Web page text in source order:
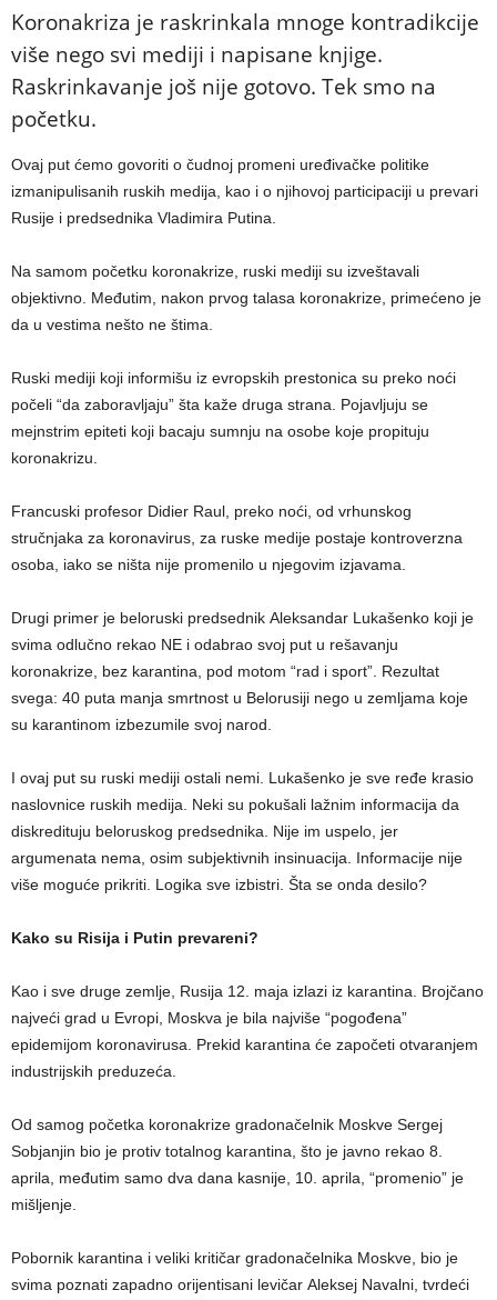
Koronakriza je raskrinkala mnoge kontradikcije
više nego svi mediji i napisane knjige.
Raskrinkavanje još nije gotovo. Tek smo na
početku.
Ovaj put ćemo govoriti o čudnoj promeni uređivačke politike
izmanipulisanih ruskih medija, kao i o njihovoj participaciji u prevari
Rusije i predsednika Vladimira Putina.
Na samom početku koronakrize, ruski mediji su izveštavali
objektivno. Međutim, nakon prvog talasa koronakrize, primećeno je
da u vestima nešto ne štima.
Ruski mediji koji informišu iz evropskih prestonica su preko noći
počeli “da zaboravljaju” šta kaže druga strana. Pojavljuju se
mejnstrim epiteti koji bacaju sumnju na osobe koje propituju
koronakrizu.
Francuski profesor Didier Raul, preko noći, od vrhunskog
stručnjaka za koronavirus, za ruske medije postaje kontroverzna
osoba, iako se ništa nije promenilo u njegovim izjavama.
Drugi primer je beloruski predsednik Aleksandar Lukašenko koji je
svima odlučno rekao NE i odabrao svoj put u rešavanju
koronakrize, bez karantina, pod motom “rad i sport”. Rezultat
svega: 40 puta manja smrtnost u Belorusiji nego u zemljama koje
su karantinom izbezumile svoj narod.
I ovaj put su ruski mediji ostali nemi. Lukašenko je sve ređe krasio
naslovnice ruskih medija. Neki su pokušali lažnim informacija da
diskredituju beloruskog predsednika. Nije im uspelo, jer
argumenata nema, osim subjektivnih insinuacija. Informacije nije
više moguće prikriti. Logika sve izbistri. Šta se onda desilo?
Kako su Risija i Putin prevareni?
Kao i sve druge zemlje, Rusija 12. maja izlazi iz karantina. Brojčano
najveći grad u Evropi, Moskva je bila najviše “pogođena”
epidemijom koronavirusa. Prekid karantina će započeti otvaranjem
industrijskih preduzeća.
Od samog početka koronakrize gradonačelnik Moskve Sergej
Sobjanjin bio je protiv totalnog karantina, što je javno rekao 8.
aprila, međutim samo dva dana kasnije, 10. aprila, “promenio” je
mišljenje.
Pobornik karantina i veliki kritičar gradonačelnika Moskve, bio je
svima poznati zapadno orijentisani levičar Aleksej Navalni, tvrdeći